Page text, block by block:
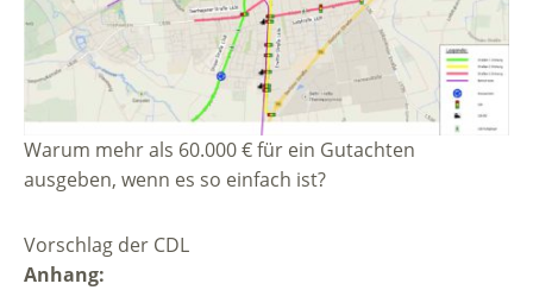
Warum mehr als 60.000 € für ein Gutachten
ausgeben, wenn es so einfach ist?
Vorschlag der CDL
Anhang: